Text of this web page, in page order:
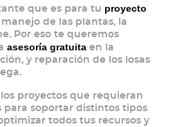
que es para tu proyecto
de las plantas, la
Por eso te queremos
asesoría gratuita en la
y reparación de los losas
proyectos que requieran
para soportar distintos tipos
todos tus recursos y